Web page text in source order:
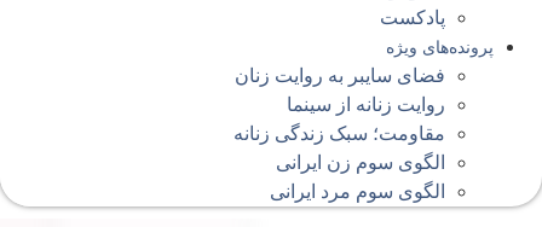
پادکست
پرونده‌های ویژه
فضای سایبر به روایت زنان
روایت زنانه از سینما
مقاومت؛ سبک زندگی زنانه
الگوی سوم زن ایرانی
الگوی سوم مرد ایرانی